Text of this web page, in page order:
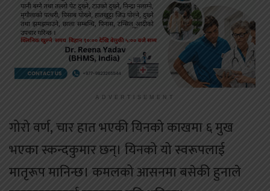
ADVERTISEMENT
गोरो वर्ण, चार हात भएकी यिनको काखमा ६ मुख
भएका स्कन्दकुमार छन्। यिनको यो स्वरूपलाई
मातृरूप मानिन्छ। कमलको आसनमा बसेकी हुनाले